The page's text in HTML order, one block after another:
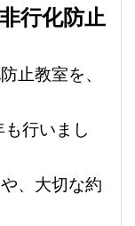
行化防止
止教室を、
行いまし
、大切な約